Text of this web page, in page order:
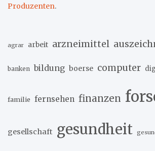
Produzenten.
agrar arbeit arzneimittel
banken bildung boerse computer
familie fernsehen finanzen
gesellschaft gesundheit